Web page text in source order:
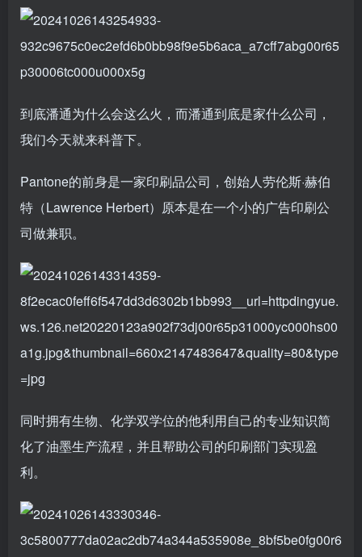
到底潘通为什么会这么火，而潘通到底是家什么公司，
我们今天就来科普下。
Pantone的前身是一家印刷品公司，创始人劳伦斯·赫伯
特（Lawrence Herbert）原本是在一个小的广告印刷公
司做兼职。
同时拥有生物、化学双学位的他利用自己的专业知识简
化了油墨生产流程，并且帮助公司的印刷部门实现盈
利。